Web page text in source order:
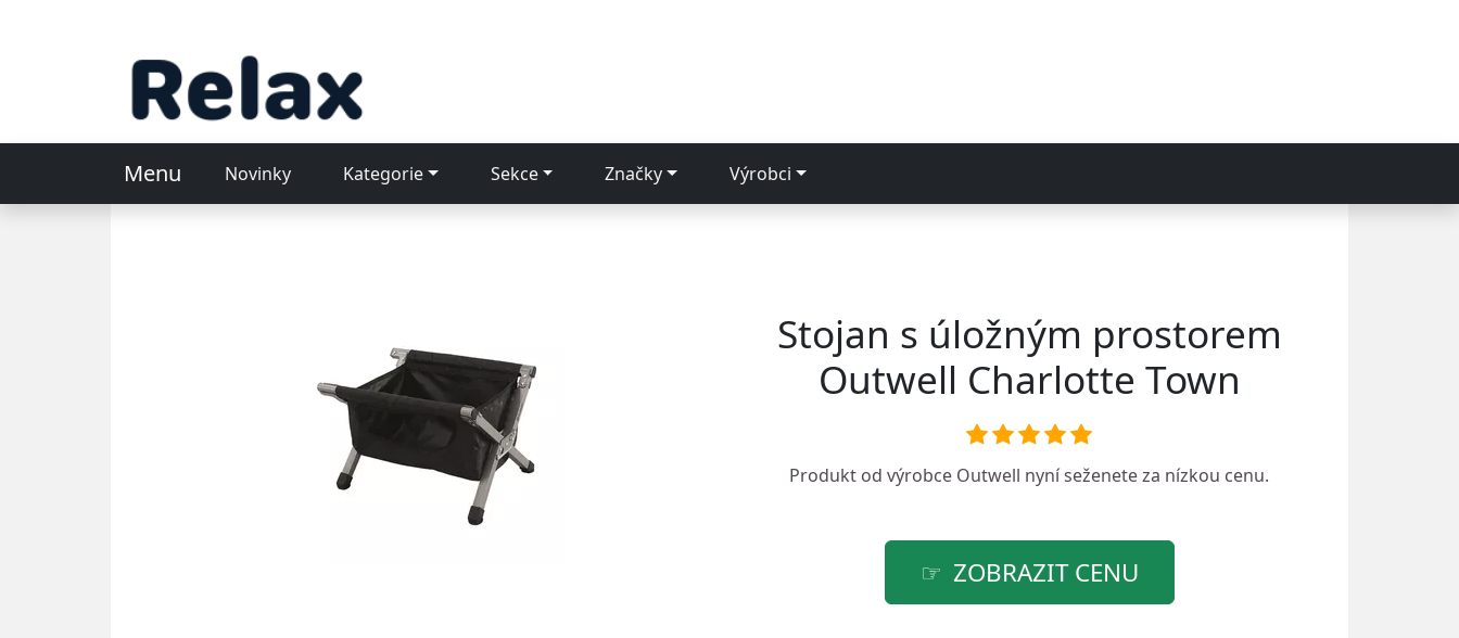
Menu Novinky Kategorie Sekce Značky Výrobci
Stojan s úložným prostorem
Outwell Charlotte Town
Produkt od výrobce Outwell nyní seženete za nízkou cenu.
ZOBRAZIT CENU